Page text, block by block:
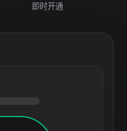
即时开通